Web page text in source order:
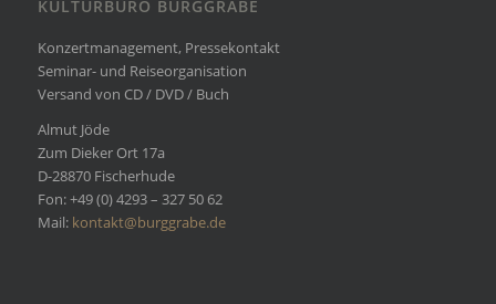
KULTURBÜRO BURGGRABE
Konzertmanagement, Pressekontakt
Seminar- und Reiseorganisation
Versand von CD / DVD / Buch
Almut Jöde
Zum Dieker Ort 17a
D-28870 Fischerhude
Fon: +49 (0) 4293 – 327 50 62
Mail: kontakt@burggrabe.de